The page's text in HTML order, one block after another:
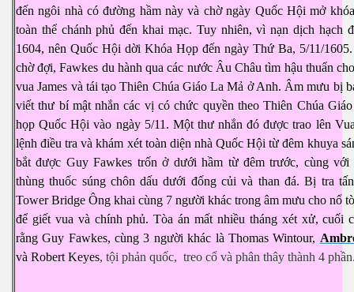
đến ngôi nhà có đường hầm này và chờ ngày Quốc Hội mở
toàn thể chánh phủ đến khai mạc. Tuy nhiên, vì nạn dịch hạch
1604, nên Quốc Hội dời Khóa Họp đến ngày Thứ Ba, 5/11/
chờ đợi, Fawkes du hành qua các nước Âu Châu tìm hậu thuẩn
vua James và tái tạo Thiên Chúa Giáo La Mả ở Anh. Âm mưu bị
viết thư bí mật nhắn các vị có chức quyền theo Thiên Chúa
họp Quốc Hội vào ngày 5/11. Một thư nhắn đó được trao lên
lệnh điều tra và khám xét toàn diện nhà Quốc Hội từ đêm khuya
bắt được Guy Fawkes trốn ở dưới hầm từ đêm trước, cùng với
thùng thuốc súng chôn dấu dưới đống củi và than đá. Bị tra
Tower Bridge Ông khai cùng 7 người khác trong âm mưu cho nổ
để giết vua và chính phủ. Tòa án mất nhiều tháng xét xử, cuối
rằng Guy Fawkes, cùng 3 người khác là Thomas Wintour,
và Robert Keyes, tội phản quốc, treo cổ và phân thây thành 4